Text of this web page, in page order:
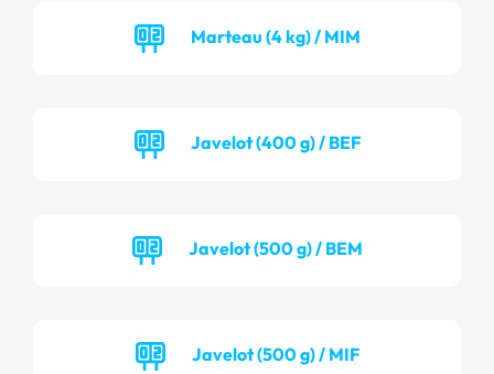
Marteau (4 kg) / MIM
Javelot (400 g) / BEF
Javelot (500 g) / BEM
Javelot (500 g) / MIF